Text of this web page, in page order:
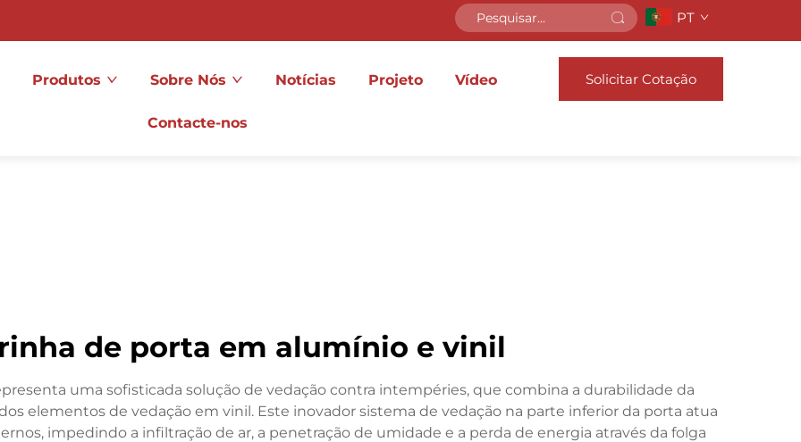
PT
Produtos Sobre Nós Notícias Projeto Vídeo
Contacte-nos
Solicitar Cotação
de porta em alumínio e vinil
uma sofisticada solução de vedação contra intempéries, que combina a durabilidade da
elementos de vedação em vinil. Este inovador sistema de vedação na parte inferior da porta atua
impedindo a infiltração de ar, a penetração de umidade e a perda de energia através da folga